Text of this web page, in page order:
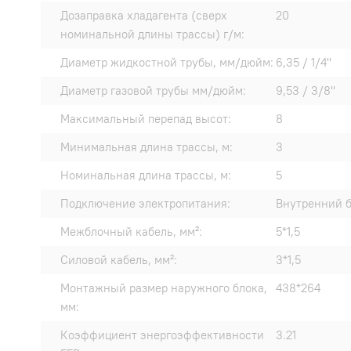
Дозаправка хладагента (сверх
номинальной длины трассы) г/м:
20
Диаметр жидкостной трубы, мм/дюйм: 6,35 / 1/4"
Диаметр газовой трубы мм/дюйм:
9,53 / 3/8"
Максимальный перепад высот:
8
Минимальная длина трассы, м:
3
Номинальная длина трассы, м:
5
Подключение электропитания:
Внутренний
Межблочный кабель, мм²:
5*1,5
Силовой кабель, мм²:
3*1,5
Монтажный размер наружного блока,
мм:
438*264
Коэффициент энергоэффективности
3.21